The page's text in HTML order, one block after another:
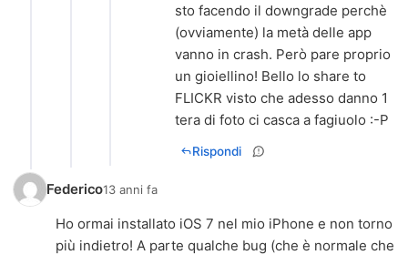
sto facendo il downgrade perchè
(ovviamente) la metà delle app
vanno in crash. Però pare proprio
un gioiellino! Bello lo share to
FLICKR visto che adesso danno 1
tera di foto ci casca a fagiuolo :-P
Rispondi
Federico13 anni fa
Ho ormai installato iOS 7 nel mio iPhone e non torno
più indietro! A parte qualche bug (che è normale che